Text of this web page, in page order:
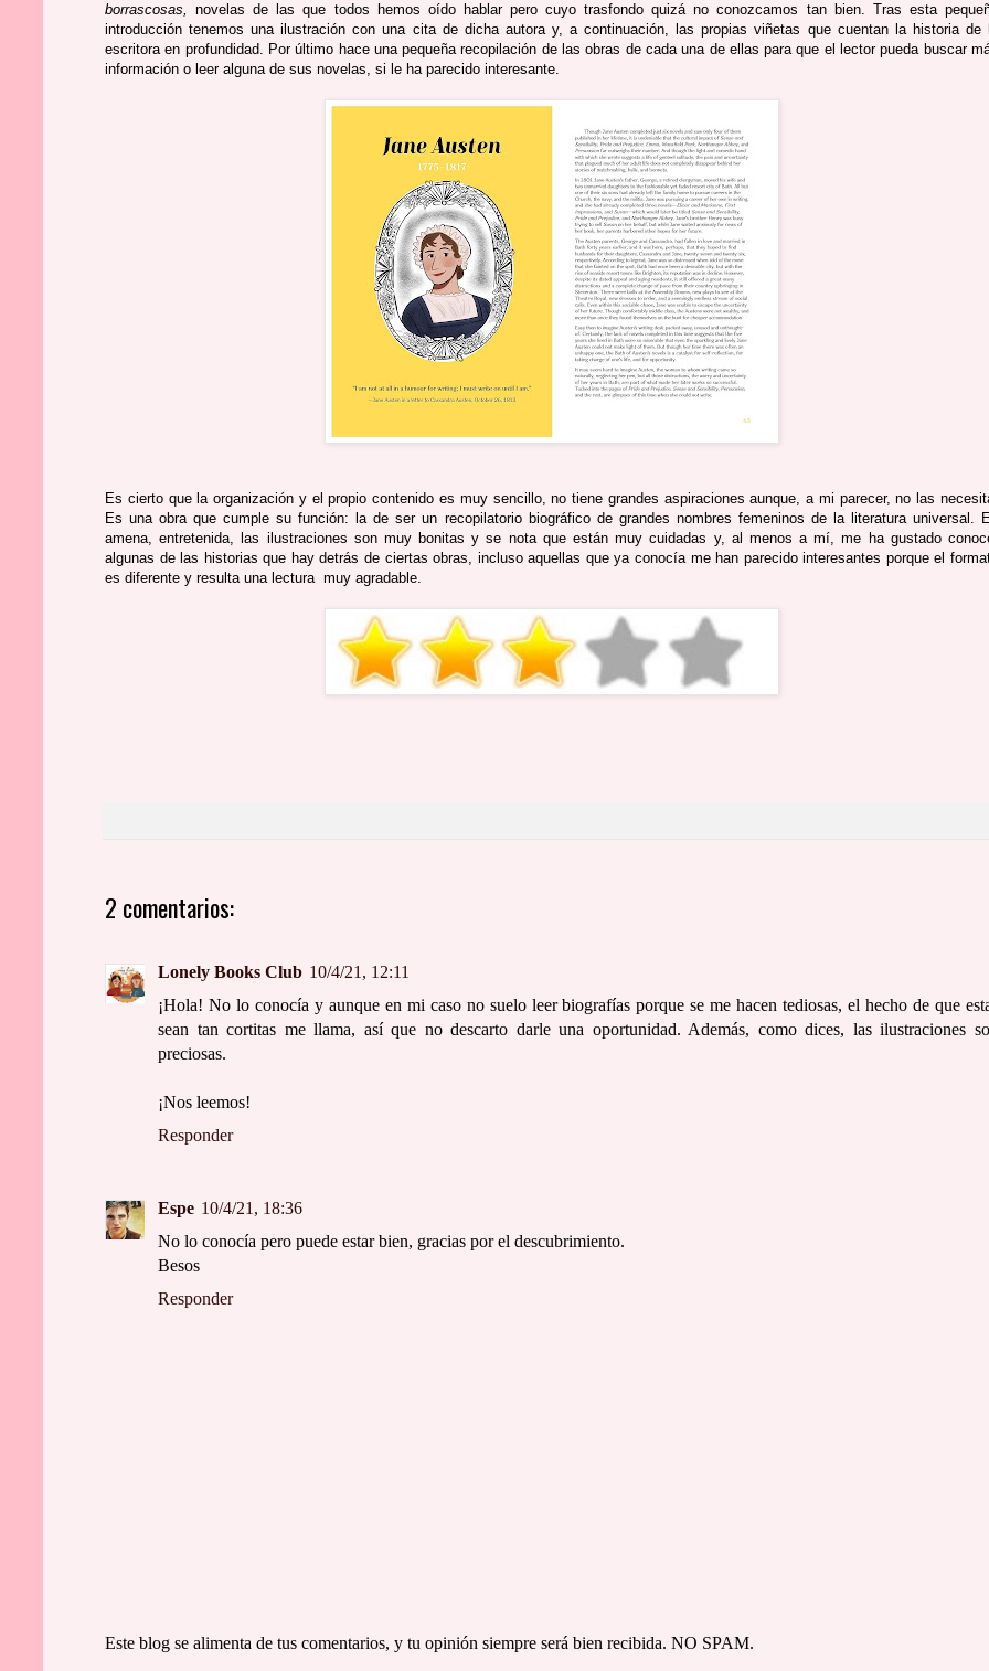
borrascosas, novelas de las que todos hemos oído hablar pero cuyo trasfondo quizá no conozcamos tan bien. Tras esta
introducción tenemos una ilustración con una cita de dicha autora y, a continuación, las propias viñetas que cuentan la historia de
escritora en profundidad. Por último hace una pequeña recopilación de las obras de cada una de ellas para que el lector pueda buscar
información o leer alguna de sus novelas, si le ha parecido interesante.
Es cierto que la organización y el propio contenido es muy sencillo, no tiene grandes aspiraciones aunque, a mi parecer, no las
Es una obra que cumple su función: la de ser un recopilatorio biográfico de grandes nombres femeninos de la literatura universal.
amena, entretenida, las ilustraciones son muy bonitas y se nota que están muy cuidadas y, al menos a mí, me ha gustado
algunas de las historias que hay detrás de ciertas obras, incluso aquellas que ya conocía me han parecido interesantes porque el
es diferente y resulta una lectura muy agradable.
2 comentarios:
Lonely Books Club 10/4/21, 12:11
¡Hola! No lo conocía y aunque en mi caso no suelo leer biografías porque se me hacen tediosas, el hecho de que
sean tan cortitas me llama, así que no descarto darle una oportunidad. Además, como dices, las ilustraciones
preciosas.
¡Nos leemos!
Responder
Espe 10/4/21, 18:36
No lo conocía pero puede estar bien, gracias por el descubrimiento.
Besos
Responder
Este blog se alimenta de tus comentarios, y tu opinión siempre será bien recibida. NO SPAM.